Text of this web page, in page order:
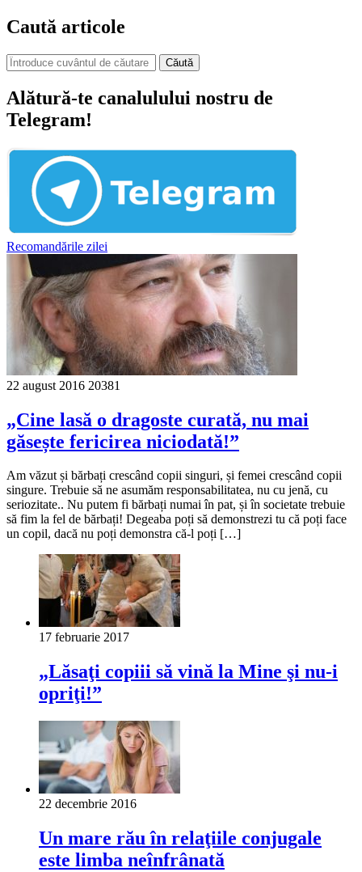
Caută articole
Căută
Alătură-te canalulului nostru de
Telegram!
Recomandările zilei
22 august 2016 20381
„Cine lasă o dragoste curată, nu mai
găsește fericirea niciodată!”
Am văzut și bărbați crescând copii singuri, și femei crescând copii
singure. Trebuie să ne asumăm responsabilitatea, nu cu jenă, cu
seriozitate.. Nu putem fi bărbați numai în pat, și în societate trebuie
să fim la fel de bărbați! Degeaba poți să demonstrezi tu că poți face
un copil, dacă nu poți demonstra că-l poți […]
17 februarie 2017
„Lăsaţi copiii să vină la Mine şi nu-i
opriţi!”
22 decembrie 2016
Un mare rău în relaţiile conjugale
este limba neînfrânată